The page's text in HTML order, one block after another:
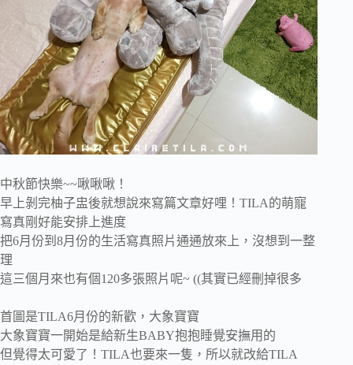
中秋節快樂~~啾啾啾！
早上剝完柚子盅後就想說來寫篇文章好哩！TILA的萌寵
寫真剛好能安排上進度
把6月份到8月份的生活寫真照片通通放來上，沒想到一整
理
這三個月來也有個120多張照片呢~ ((其實已經刪掉很多
首圖是TILA6月份的新歡，大象寶寶
大象寶寶一開始是給新生BABY抱抱睡覺安撫用的
但覺得太可愛了！TILA也要來一隻，所以就改給TILA